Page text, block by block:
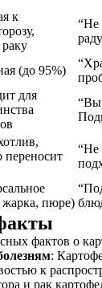
к
“Не
(до 95%)
для
переносит
“Не
жарка, пюре)
фактов о
:
к
и рак